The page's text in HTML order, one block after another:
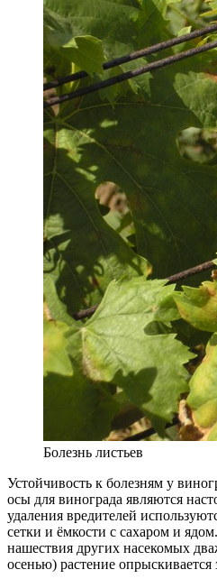
Болезнь листьев
Устойчивость к болезням у
осы для винограда являются
удаления вредителей
сетки и ёмкости с сахаром и
нашествия других насекомых
осенью) растение